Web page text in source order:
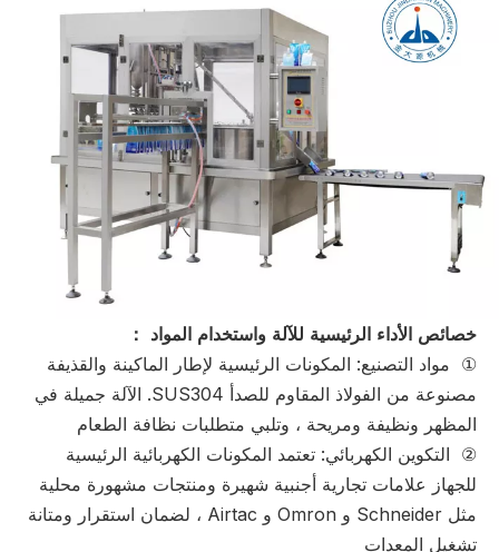
خصائص الأداء الرئيسية للآلة واستخدام المواد ：
① مواد التصنيع: المكونات الرئيسية لإطار الماكينة والقذيفة
مصنوعة من الفولاذ المقاوم للصدأ SUS304. الآلة جميلة في
المظهر ونظيفة ومريحة ، وتلبي متطلبات نظافة الطعام
② التكوين الكهربائي: تعتمد المكونات الكهربائية الرئيسية
للجهاز علامات تجارية أجنبية شهيرة ومنتجات مشهورة محلية
مثل Schneider و Omron و Airtac ، لضمان استقرار ومتانة
تشغيل المعدات